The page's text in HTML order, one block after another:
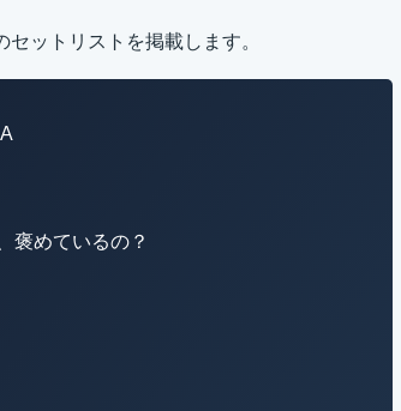
ットリストを掲載します。
褒めているの？